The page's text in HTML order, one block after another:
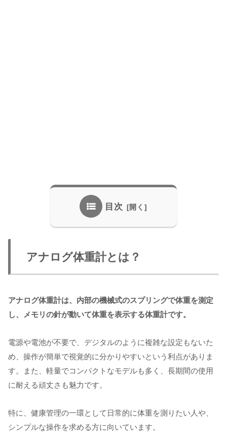
目次
アナログ体重計とは？
アナログ体重計は、内部の機械式のスプリングで体重を測定
し、メモリの針が動いて体重を表示する体重計です。
電源や電池が不要で、デジタルのように複雑な設定もないた
め、操作が簡単で視覚的に分かりやすいという利点がありま
す。また、軽量でコンパクトなモデルも多く、長期間の使用
に耐える頑丈さも魅力です。
特に、健康管理の一環として日常的に体重を測りたい人や、
シンプルな操作を求める方に向いています。